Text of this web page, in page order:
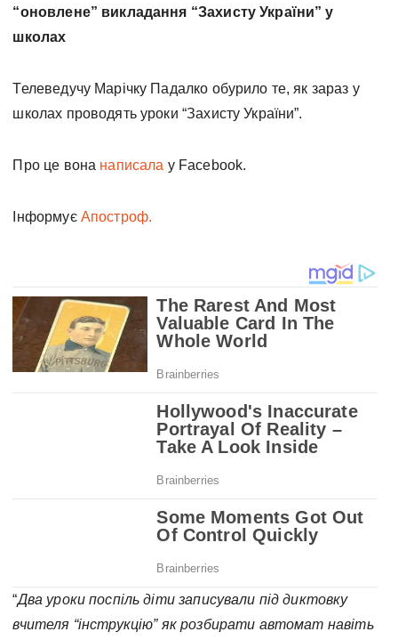
“оновлене” викладання “Захисту України” у
школах
Телеведучу Марічку Падалко обурило те, як зараз у
школах проводять уроки “Захисту України”.
Про це вона написала у Facebook.
Інформує Апостроф.
“Два уроки поспіль діти записували під диктовку
вчителя “інструкцію” як розбирати автомат навіть